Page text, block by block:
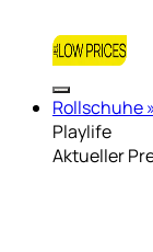
Rollschuhe
Playlife
Aktueller